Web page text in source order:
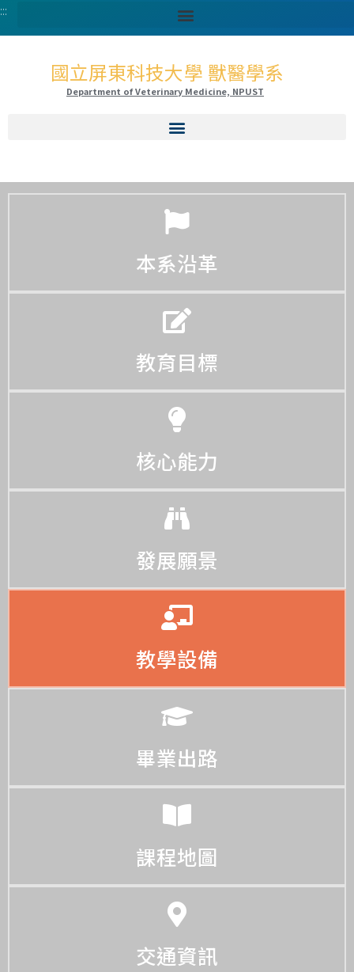
:::
國立屏東科技大學 獸醫學系
Department of Veterinary Medicine, NPUST
本系沿革
教育目標
核心能力
發展願景
教學設備
畢業出路
課程地圖
交通資訊